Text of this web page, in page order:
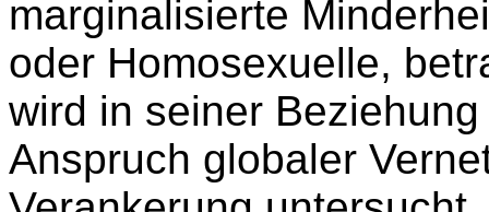
marginalisierte
oder Homosexuelle,
wird in seiner
Anspruch globaler